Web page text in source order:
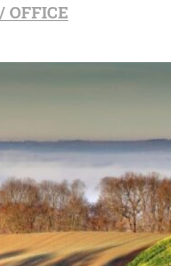
OFFICE